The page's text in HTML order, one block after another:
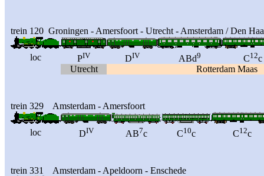
trein 120 Groningen - Amersfoort - Utrecht - Amsterdam / Den
loc PIV DIV ABd9 C12c
Utrecht
Rotterdam Maas
trein 329 Amsterdam - Amersfoort
loc DIV AB7c C10c C12c
trein 331 Amsterdam - Apeldoorn - Enschede